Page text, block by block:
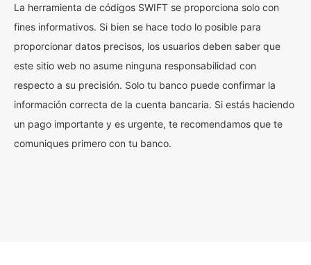
La herramienta de códigos SWIFT se proporciona solo con
fines informativos. Si bien se hace todo lo posible para
proporcionar datos precisos, los usuarios deben saber que
este sitio web no asume ninguna responsabilidad con
respecto a su precisión. Solo tu banco puede confirmar la
información correcta de la cuenta bancaria. Si estás haciendo
un pago importante y es urgente, te recomendamos que te
comuniques primero con tu banco.